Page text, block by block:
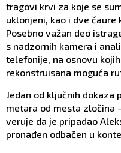
tragovi krvi za koje se
uklonjeni, kao i dve
Posebno važan deo
s nadzornih kamera i
telefonije, na osnovu
rekonstruisana moguća
Jedan od ključnih dokaza
metara od mesta zločina
veruje da je pripadao
pronađen odbačen u